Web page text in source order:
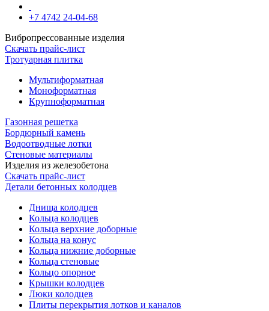
+7 4742 24-04-68
Вибропрессованные изделия
Скачать прайс-лист
Тротуарная плитка
Мультиформатная
Моноформатная
Крупноформатная
Газонная решетка
Бордюрный камень
Водоотводные лотки
Стеновые материалы
Изделия из железобетона
Скачать прайс-лист
Детали бетонных колодцев
Днища колодцев
Кольца колодцев
Кольца верхние доборные
Кольца на конус
Кольца нижние доборные
Кольца стеновые
Кольцо опорное
Крышки колодцев
Люки колодцев
Плиты перекрытия лотков и каналов